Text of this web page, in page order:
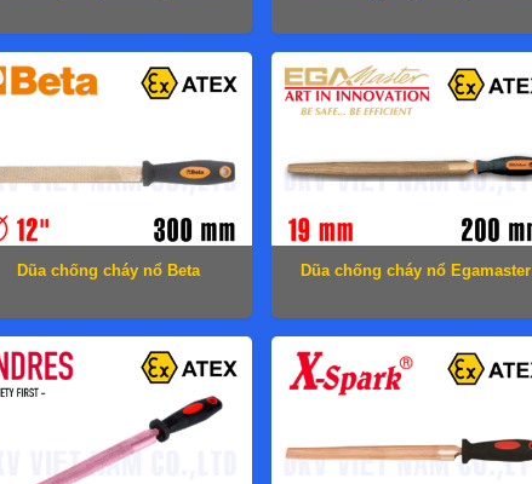
Dũa chống cháy nổ Beta
Dũa chống cháy nổ Egamaster